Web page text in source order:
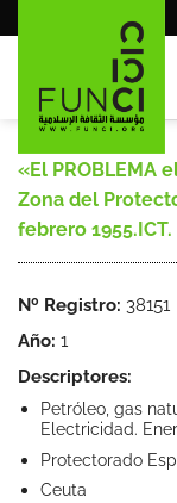
al
«El PROBLEMA
Zona del
febrero 1955.ICT.
Nº Registro: 38151
Año: 1
Descriptores:
Petróleo, gas
Electricidad.
Protectorado
Ceuta